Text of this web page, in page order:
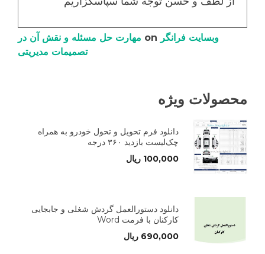
وبسایت فرانگر
مهارت حل مسئله و نقش آن در
تصمیمات مدیریتی
محصولات ویژه
دانلود فرم تحویل و تحول خودرو به همراه
چک‌لیست بازدید ۳۶۰ درجه
100,000 ریال
دانلود دستورالعمل گردش شغلی و جابجایی
کارکنان با فرمت Word
690,000 ریال